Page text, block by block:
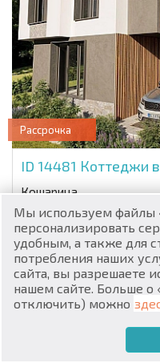
€
$
₽
₴
zł
Рассрочка
ID 14481 Коттеджи
Кошарица
Комнат:3
Этаж:1
Это горячее
Отличная возможность
застройщика в
каждого - 110 кв.м.
Мы используем файлы
персонализировать
удобным, а также для
потребления наших
сайта, вы разрешаете
нашем сайте. Больше о
отключить) можно